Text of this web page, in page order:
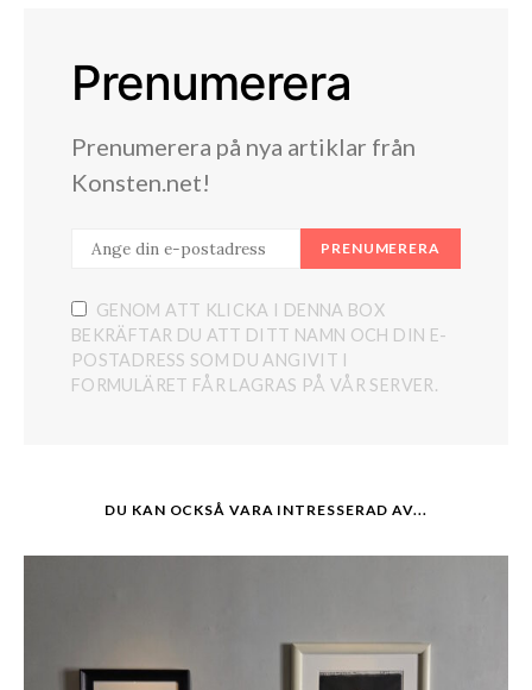
Prenumerera
Prenumerera på nya artiklar från
Konsten.net!
PRENUMERERA
GENOM ATT KLICKA I DENNA BOX
BEKRÄFTAR DU ATT DITT NAMN OCH DIN E-
POSTADRESS SOM DU ANGIVIT I
FORMULÄRET FÅR LAGRAS PÅ VÅR SERVER.
DU KAN OCKSÅ VARA INTRESSERAD AV...